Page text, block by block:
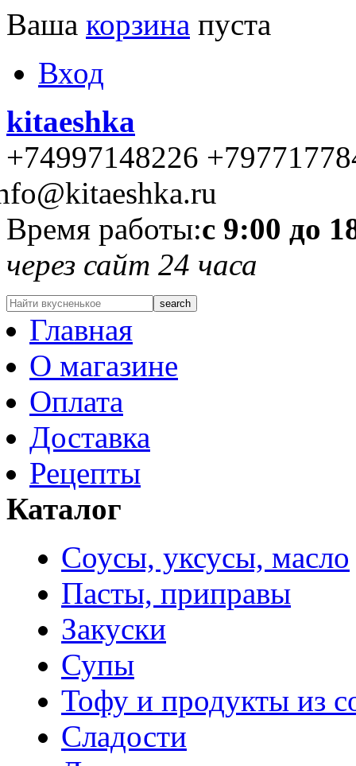
Ваша корзина пуста
Вход
kitaeshka
+74997148226
Время работы:с 9:00 до
через сайт 24 часа
Главная
О магазине
Оплата
Доставка
Рецепты
Каталог
Соусы, уксусы, масло
Пасты, приправы
Закуски
Супы
Тофу и продукты из
Сладости